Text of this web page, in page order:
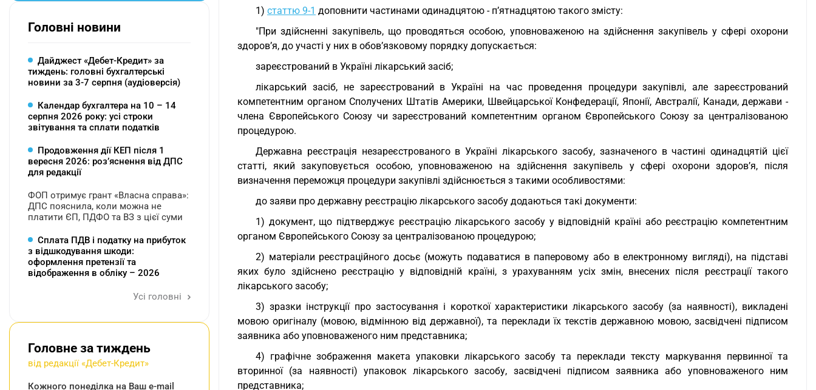
1) статтю 9-1 доповнити частинами одинадцятою - п’ятнадцятою такого змісту:
"При здійсненні закупівель, що проводяться особою, уповноваженою на здійснення закупівель у сфері охорони
здоров’я, до участі у них в обов’язковому порядку допускається:
зареєстрований в Україні лікарський засіб;
лікарський засіб, не зареєстрований в Україні на час проведення процедури закупівлі, але зареєстрований
компетентним органом Сполучених Штатів Америки, Швейцарської Конфедерації, Японії, Австралії, Канади, держави -
члена Європейського Союзу чи зареєстрований компетентним органом Європейського Союзу за централізованою
процедурою.
Державна реєстрація незареєстрованого в Україні лікарського засобу, зазначеного в частині одинадцятій цієї
статті, який закуповується особою, уповноваженою на здійснення закупівель у сфері охорони здоров’я, після
визначення переможця процедури закупівлі здійснюється з такими особливостями:
до заяви про державну реєстрацію лікарського засобу додаються такі документи:
1) документ, що підтверджує реєстрацію лікарського засобу у відповідній країні або реєстрацію компетентним
органом Європейського Союзу за централізованою процедурою;
2) матеріали реєстраційного досьє (можуть подаватися в паперовому або в електронному вигляді), на підставі
яких було здійснено реєстрацію у відповідній країні, з урахуванням усіх змін, внесених після реєстрації такого
лікарського засобу;
3) зразки інструкції про застосування і короткої характеристики лікарського засобу (за наявності), викладені
мовою оригіналу (мовою, відмінною від державної), та переклади їх текстів державною мовою, засвідчені підписом
заявника або уповноваженого ним представника;
4) графічне зображення макета упаковки лікарського засобу та переклади тексту маркування первинної та
вторинної (за наявності) упаковок лікарського засобу, засвідчені підписом заявника або уповноваженого ним
представника;
Головні новини
Дайджест «Дебет-Кредит» за
тиждень: головні бухгалтерські
новини за 3-7 серпня (аудіоверсія)
Календар бухгалтера на 10 – 14
серпня 2026 року: усі строки
звітування та сплати податків
Продовження дії КЕП після 1
вересня 2026: розʼяснення від ДПС
для редакції
ФОП отримує грант «Власна справа»:
ДПС пояснила, коли можна не
платити ЄП, ПДФО та ВЗ з цієї суми
Сплата ПДВ і податку на прибуток
з відшкодування шкоди:
оформлення претензії та
відображення в обліку – 2026
Усі головні
Головне за тиждень
від редакції «Дебет-Кредит»
Кожного понеділка на Ваш e-mail